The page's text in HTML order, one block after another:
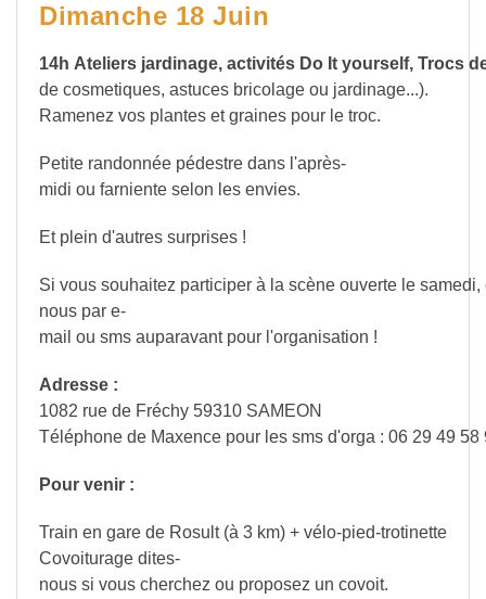
Dimanche 18 Juin
14h Ateliers jardinage, activités Do It yourself, Trocs
de cosmetiques, astuces bricolage ou jardinage...).
Ramenez vos plantes et graines pour le troc.
Petite randonnée pédestre dans l'après-
midi ou farniente selon les envies.
Et plein d'autres surprises !
Si vous souhaitez participer à la scène ouverte le
nous par e-
mail ou sms auparavant pour l'organisation !
Adresse :
1082 rue de Fréchy 59310 SAMEON
Téléphone de Maxence pour les sms d'orga : 06 29 49 58
Pour venir :
Train en gare de Rosult (à 3 km) + vélo-pied-trotinette
Covoiturage dites-
nous si vous cherchez ou proposez un covoit.